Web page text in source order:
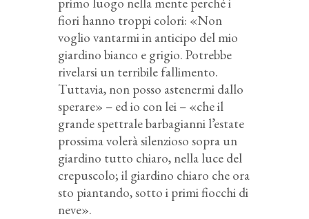
fiori hanno troppi colori: «Non
voglio vantarmi in anticipo del mio
giardino bianco e grigio. Potrebbe
rivelarsi un terribile fallimento.
Tuttavia, non posso astenermi dallo
sperare» – ed io con lei – «che il
grande spettrale barbagianni l’estate
prossima volerà silenzioso sopra un
giardino tutto chiaro, nella luce del
crepuscolo; il giardino chiaro che ora
sto piantando, sotto i primi fiocchi di
neve».